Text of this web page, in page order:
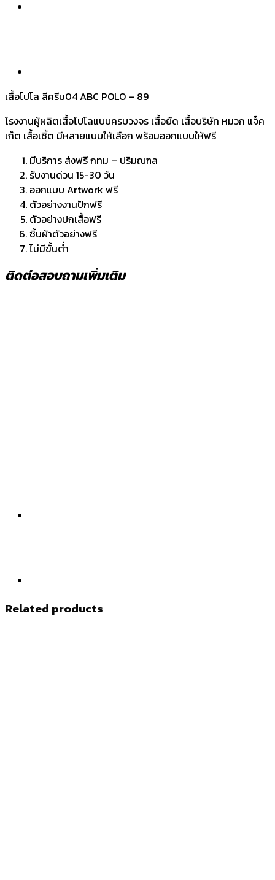
เสื้อโปโล สีครีม04 ABC POLO – 89
โรงงานผู้ผลิตเสื้อโปโลแบบครบวงจร เสื้อยืด เสื้อบริษัท หมวก แจ็ค
เก๊ต เสื้อเชิ้ต มีหลายแบบให้เลือก พร้อมออกแบบให้ฟรี
มีบริการ ส่งฟรี กทม – ปริมณฑล
รับงานด่วน 15-30 วัน
ออกแบบ Artwork ฟรี
ตัวอย่างงานปักฟรี
ตัวอย่างปกเสื้อฟรี
ชิ้นผ้าตัวอย่างฟรี
ไม่มีขั้นต่ำ
ติดต่อสอบถามเพิ่มเติม
Related products